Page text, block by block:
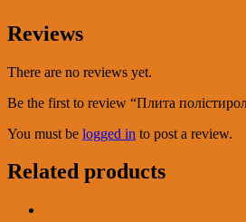
Reviews
There are no reviews yet.
Be the first to review “Плита
You must be logged in to post a review.
Related products